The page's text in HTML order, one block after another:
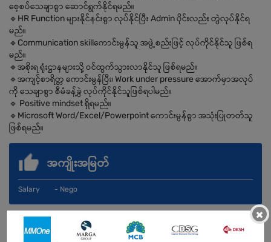
စေ့စပ်သေချာစွာ ဆောင်ရွက်နိုင်ရမည်။
🔹HR Function များနိုင်နင်းစွာ လုပ်နိုင်ပြီး Admin ပိုင်းလည်း တွဲလုပ်နိုင်ရ
မည်။
🔹Communication skillကောင်းမွန်သူ အဖွဲ့စည်းဖြင့် လုပ်ကိုင်နိုင်သူ ဖြစ်ရ
မည်။
🔹အစိုးရ ရုံးဌာနများသို့ ဝင်ထွက်သွားလာနိုင်သူ ဖြစ်ရမည်။
🔹အကျင့်စာရိတ္တ ကောင်းမွန်ပြီး၊ Work under pressure အောက်မှာအလုပ်
ကို သေချာစွာ စီမံခန့်ခွဲ လုပ်ကိုင်နိုင်သူဖြစ်ရပါမည်။
🔹 Positive mindset ရှိရမည်။
🔹Microsoft Word/Excel/Powerpoint ကောင်းမွန်စွာ အသုံးပြုတတ်သူ
ဖြစ်ရမည်။
အကျိုးအမြတ်
Salary - Nego
×